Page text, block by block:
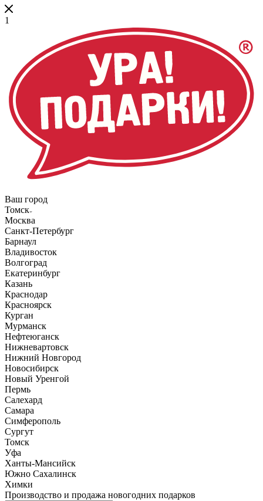
1
Ваш город
Томск
Москва
Санкт-Петербург
Барнаул
Владивосток
Волгоград
Екатеринбург
Казань
Краснодар
Красноярск
Курган
Мурманск
Нефтеюганск
Нижневартовск
Нижний Новгород
Новосибирск
Новый Уренгой
Пермь
Салехард
Самара
Симферополь
Сургут
Томск
Уфа
Ханты-Мансийск
Южно Сахалинск
Химки
Производство и продажа новогодних подарков